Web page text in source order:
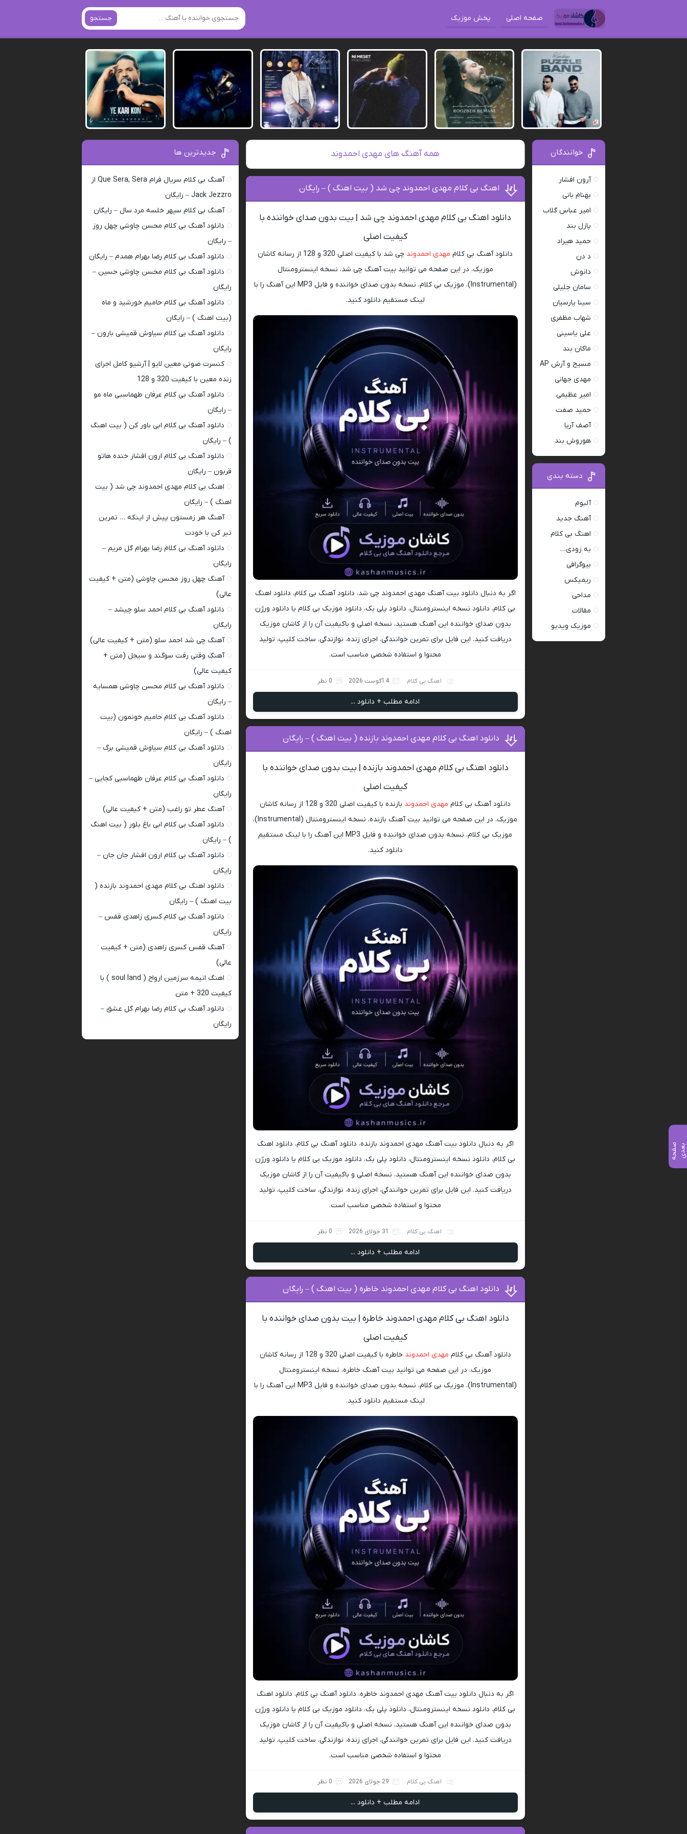
صفحه اصلی پخش موزیک جستجو
همه آهنگ های مهدی احمدوند
اهنگ بی کلام مهدی احمدوند چی شد ( بیت اهنگ ) – رایگان
دانلود اهنگ بی کلام مهدی احمدوند چی شد | بیت بدون صدای خواننده با
کیفیت اصلی
دانلود آهنگ بی کلام مهدی احمدوند
چی شد با کیفیت اصلی 320 و 128 از رسانه کاشان
موزیک. در این صفحه می توانید بیت آهنگ چی شد، نسخه اینسترومنتال
(Instrumental)، موزیک بی کلام، نسخه بدون صدای خواننده و فایل MP3 این آهنگ را با
لینک مستقیم دانلود کنید.
اگر به دنبال دانلود بیت آهنگ مهدی احمدوند چی شد، دانلود آهنگ بی کلام، دانلود اهنگ
بی کلام، دانلود نسخه اینسترومنتال، دانلود پلی بک، دانلود موزیک بی کلام یا دانلود ورژن
بدون صدای خواننده این آهنگ هستید، نسخه اصلی و باکیفیت آن را از کاشان موزیک
دریافت کنید. این فایل برای تمرین خوانندگی، اجرای زنده، نوازندگی، ساخت کلیپ، تولید
محتوا و استفاده شخصی مناسب است.
اهنگ بی کلام 4 آگوست 2026 0 نظر
ادامه مطلب + دانلود ...
دانلود اهنگ بی کلام مهدی احمدوند بازنده ( بیت اهنگ ) – رایگان
دانلود اهنگ بی کلام مهدی احمدوند بازنده | بیت بدون صدای خواننده با
کیفیت اصلی
دانلود آهنگ بی کلام مهدی احمدوند
بازنده با کیفیت اصلی 320 و 128 از رسانه کاشان
موزیک. در این صفحه می توانید بیت آهنگ بازنده، نسخه اینسترومنتال (Instrumental)،
موزیک بی کلام، نسخه بدون صدای خواننده و فایل MP3 این آهنگ را با لینک مستقیم
دانلود کنید.
اگر به دنبال دانلود بیت آهنگ مهدی احمدوند بازنده، دانلود آهنگ بی کلام، دانلود اهنگ
بی کلام، دانلود نسخه اینسترومنتال، دانلود پلی بک، دانلود موزیک بی کلام یا دانلود ورژن
بدون صدای خواننده این آهنگ هستید، نسخه اصلی و باکیفیت آن را از کاشان موزیک
دریافت کنید. این فایل برای تمرین خوانندگی، اجرای زنده، نوازندگی، ساخت کلیپ، تولید
محتوا و استفاده شخصی مناسب است.
اهنگ بی کلام 31 جولای 2026 0 نظر
ادامه مطلب + دانلود ...
دانلود اهنگ بی کلام مهدی احمدوند خاطره ( بیت اهنگ ) – رایگان
دانلود اهنگ بی کلام مهدی احمدوند خاطره | بیت بدون صدای خواننده با
کیفیت اصلی
دانلود آهنگ بی کلام مهدی احمدوند
خاطره با کیفیت اصلی 320 و 128 از رسانه کاشان
موزیک. در این صفحه می توانید بیت آهنگ خاطره، نسخه اینسترومنتال
(Instrumental)، موزیک بی کلام، نسخه بدون صدای خواننده و فایل MP3 این آهنگ را با
لینک مستقیم دانلود کنید.
اگر به دنبال دانلود بیت آهنگ مهدی احمدوند خاطره، دانلود آهنگ بی کلام، دانلود اهنگ
بی کلام، دانلود نسخه اینسترومنتال، دانلود پلی بک، دانلود موزیک بی کلام یا دانلود ورژن
بدون صدای خواننده این آهنگ هستید، نسخه اصلی و باکیفیت آن را از کاشان موزیک
دریافت کنید. این فایل برای تمرین خوانندگی، اجرای زنده، نوازندگی، ساخت کلیپ، تولید
محتوا و استفاده شخصی مناسب است.
اهنگ بی کلام 29 جولای 2026 0 نظر
ادامه مطلب + دانلود ...
ص
ف
ح
ه ب ع
د ی
خوانندگان
آرون افشار
بهنام بانی
امیر عباس گلاب
پازل بند
حمید هیراد
د دن
دانوش
سامان جلیلی
سینا پارسیان
شهاب مظفری
علی یاسینی
ماکان بند
مسیح و آرش AP
مهدی جهانی
امیر عظیمی
حمید صفت
آصف آریا
هوروش بند
دسته بندی
آلبوم
آهنگ جدید
اهنگ بی کلام
به زودی…
بیوگرافی
ریمیکس
مداحی
مقالات
موزیک ویدیو
جدیدترین ها
آهنگ بی کلام سریال فرام Que Sera, Sera از
Jack Jezzro – رایگان
آهنگ بی کلام سپهر خلسه مرد سال – رایگان
دانلود آهنگ بی کلام محسن چاوشی چهل روز
– رایگان
دانلود آهنگ بی کلام رضا بهرام همدم – رایگان
دانلود آهنگ بی کلام محسن چاوشی حسین –
رایگان
دانلود آهنگ بی کلام حامیم خورشید و ماه
(بیت اهنگ ) – رایگان
دانلود آهنگ بی کلام سیاوش قمیشی بارون –
رایگان
کنسرت صوتی معین لایو | آرشیو کامل اجرای
زنده معین با کیفیت 320 و 128
دانلود آهنگ بی کلام عرفان طهماسبی ماه مو
– رایگان
دانلود آهنگ بی کلام ابی باور کن ( بیت اهنگ
) – رایگان
دانلود آهنگ بی کلام ارون افشار خنده هاتو
قربون – رایگان
اهنگ بی کلام مهدی احمدوند چی شد ( بیت
اهنگ ) – رایگان
آهنگ هر زمستون پیش از اینکه … تمرین
تبر کن با خودت
دانلود آهنگ بی کلام رضا بهرام گل مریم –
رایگان
آهنگ چهل روز محسن چاوشی (متن + کیفیت
عالی)
دانلود آهنگ بی کلام احمد سلو چیشد –
رایگان
آهنگ چی شد احمد سلو (متن + کیفیت عالی)
آهنگ وقتی رفت سوگند و سیجل (متن +
کیفیت عالی)
دانلود آهنگ بی کلام محسن چاوشی همسایه
– رایگان
دانلود آهنگ بی کلام حامیم خونمون (بیت
اهنگ ) – رایگان
دانلود آهنگ بی کلام سیاوش قمیشی برگ –
رایگان
دانلود آهنگ بی کلام عرفان طهماسبی کجایی –
رایگان
آهنگ عطر تو راغب (متن + کیفیت عالی)
دانلود آهنگ بی کلام ابی باغ بلور ( بیت اهنگ
) – رایگان
دانلود آهنگ بی کلام ارون افشار جان جان –
رایگان
دانلود اهنگ بی کلام مهدی احمدوند بازنده (
بیت اهنگ ) – رایگان
دانلود آهنگ بی کلام کسری زاهدی قفس –
رایگان
آهنگ قفس کسری زاهدی (متن + کیفیت
عالی)
اهنگ انیمه سرزمین ارواح ( soul land ) با
کیفیت 320 + متن
دانلود آهنگ بی کلام رضا بهرام گل عشق –
رایگان